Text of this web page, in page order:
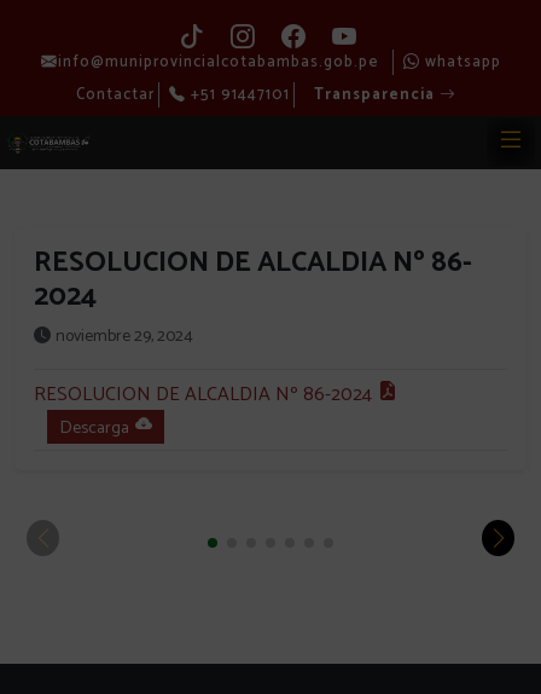
info@muniprovincialcotabambas.gob.pe
whatsapp
Contactar
+51 91447101 Transparencia
RESOLUCION DE ALCALDIA Nº 86-
2024
noviembre 29, 2024
RESOLUCION DE ALCALDIA Nº 86-2024
Descarga